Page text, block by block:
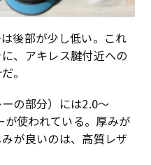
後部が少し低い。これ
、アキレス腱付近への
。
の部分）には2.0～
使われている。厚みが
が良いのは、高質レザ